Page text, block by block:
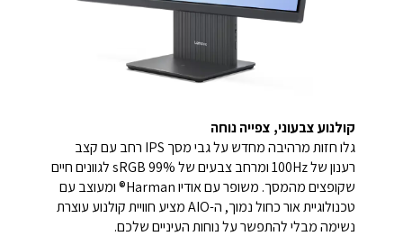
קולנוע צבעוני, צפייה נוחה
גלו חזות מרהיבה מחדש על גבי מסך IPS רחב עם קצב
רענון של 100Hz ומרחב צבעים של 99% sRGB לגוונים חיים
שקופצים מהמסך. משופר עם אודיו Harman® ומעוצב עם
טכנולוגיית אור כחול נמוך, ה-AIO מציע חוויית קולנוע עוצרת
נשימה מבלי להתפשר על נוחות העיניים שלכם.